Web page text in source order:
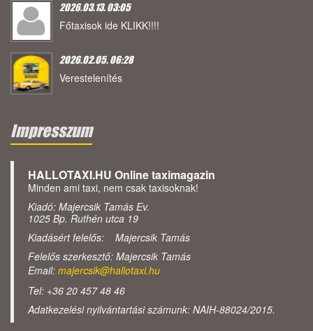
2026.03.13. 03:05
Főtaxisok ide KLIKK!!!!
2026.02.05. 06:28
Verestelenítés
Impresszum
HALLOTAXI.HU Online taximagazin
Minden ami taxi, nem csak taxisoknak!
Kiadó: Majercsik Tamás Ev.
1025 Bp. Ruthén utca 19
Kiadásért felelős: Majercsik Tamás
Felelős szerkesztő: Majercsik Tamás
Email: majercsik@hallotaxi.hu
Tel: +36 20 457 48 46
Adatkezelési nyilvántartási számunk: NAIH-88024/2015.